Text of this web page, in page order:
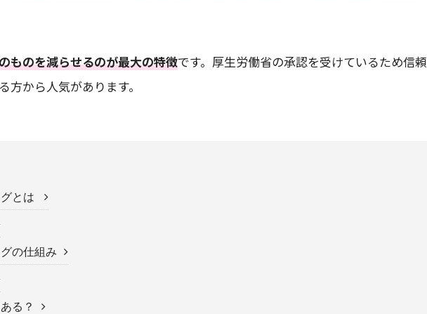
ものを減らせるのが最大の特徴です。厚生労働省の承認を受けているため信
方から人気があります。
とは
の仕組み
る？